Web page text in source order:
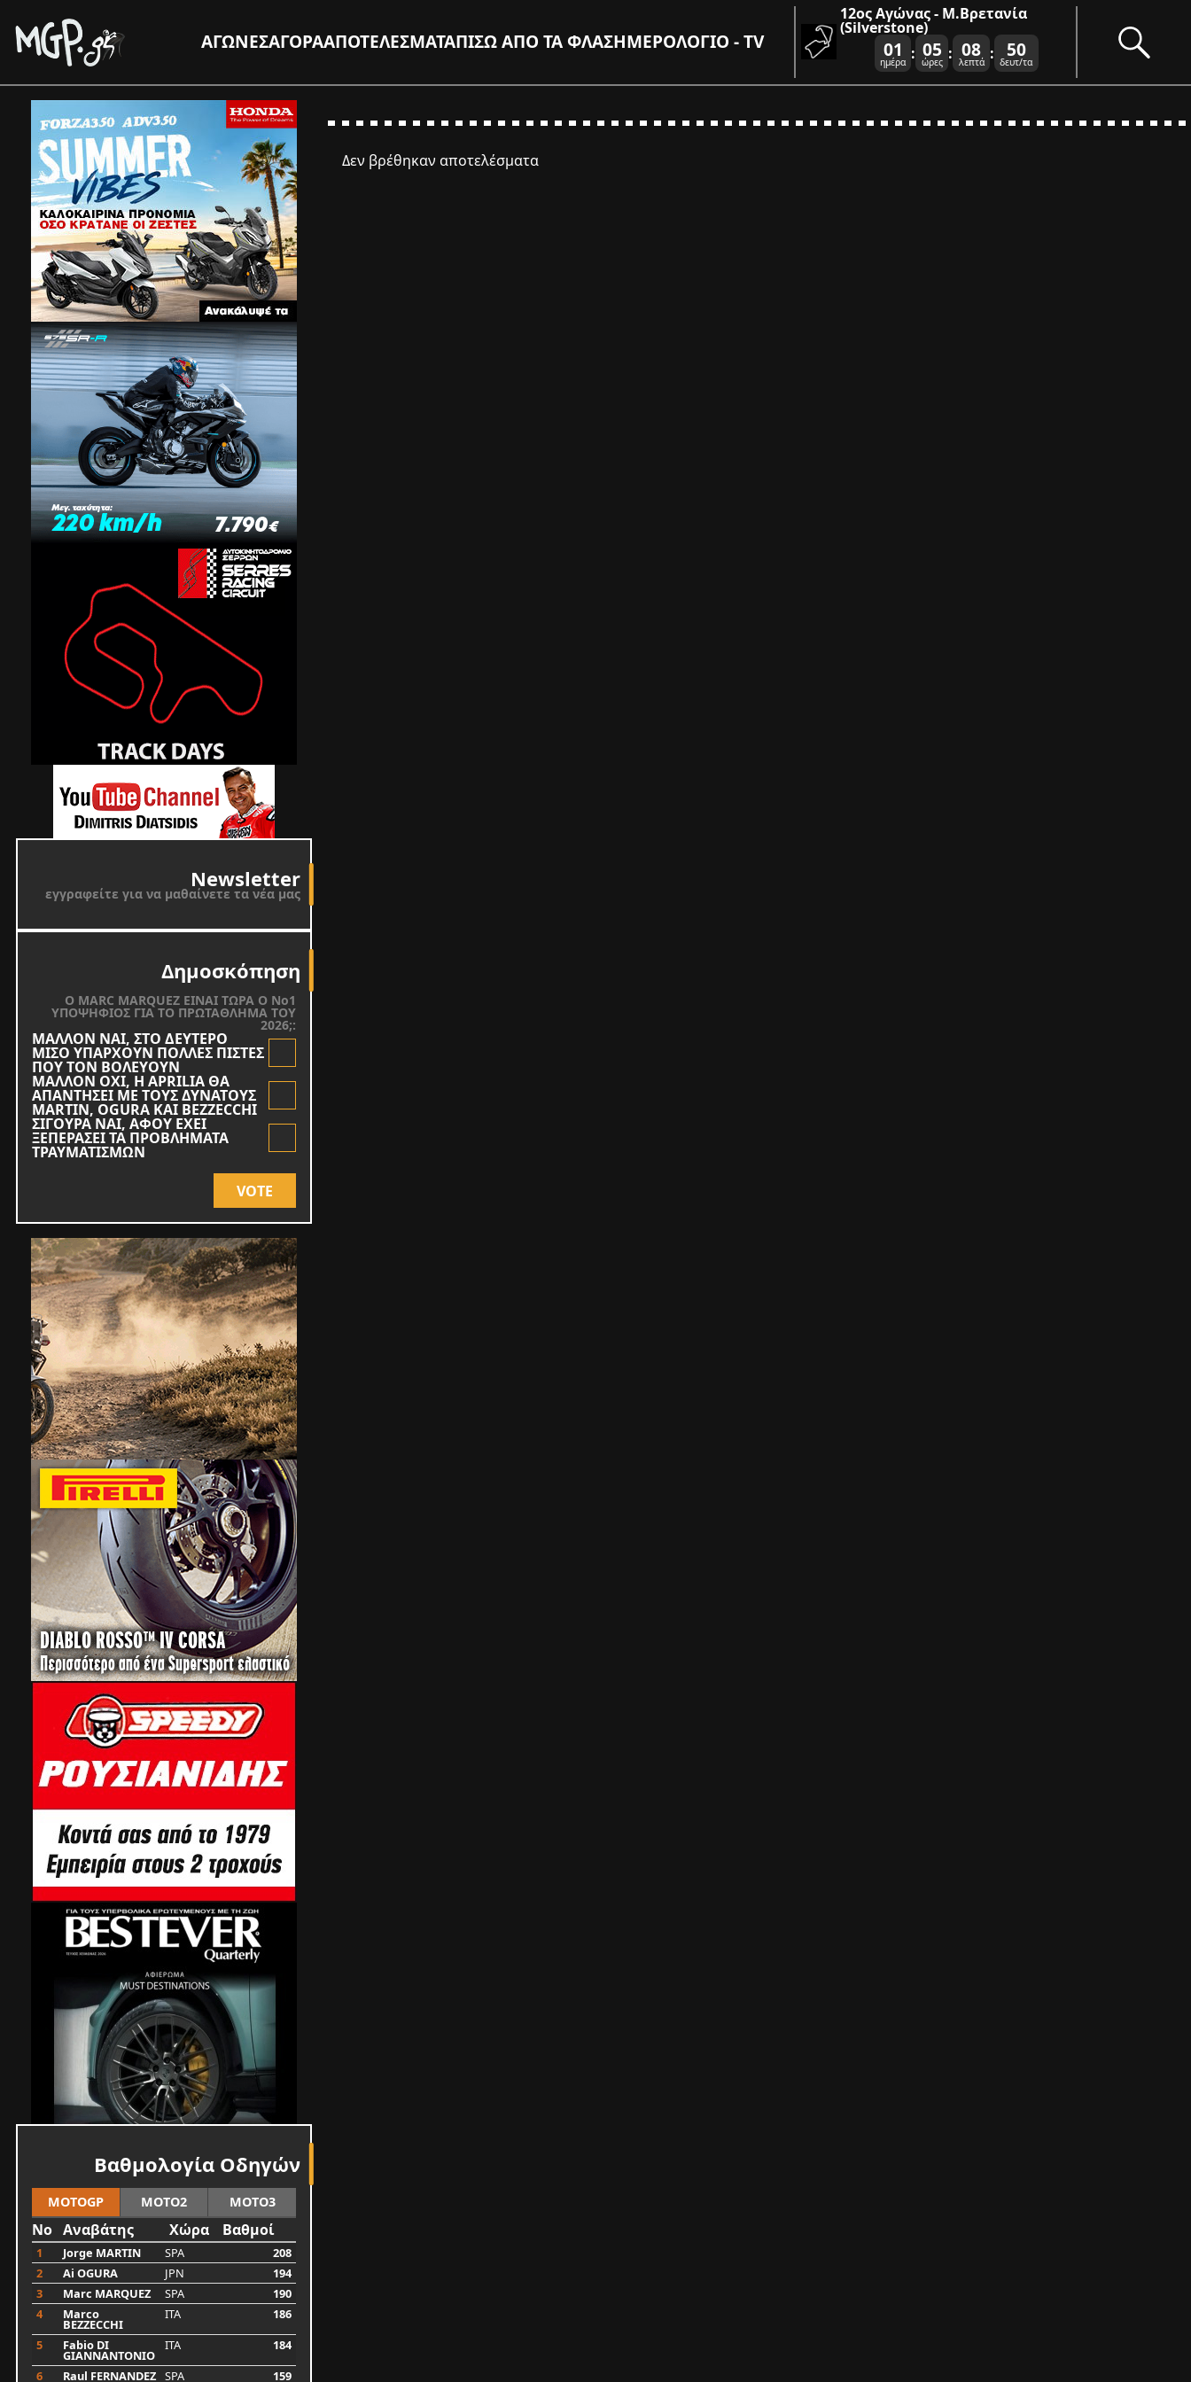
ΑΓΩΝΕΣΑΓΟΡΑΑΠΟΤΕΛΕΣΜΑΤΑΠΙΣΩ ΑΠΟ ΤΑ ΦΛΑΣΗΜΕΡΟΛΟΓΙΟ - TV
12ος Αγώνας - Μ.Βρετανία
(Silverstone)
01
ημέρα : 05
ώρες : 08
λεπτά : 50
δευτ/τα
Newsletter
εγγραφείτε για να μαθαίνετε τα νέα μας
Δημοσκόπηση
O MARC MARQUEZ ΕΙΝΑΙ ΤΩΡΑ Ο Νο1
ΥΠΟΨΗΦΙΟΣ ΓΙΑ ΤΟ ΠΡΩΤΑΘΛΗΜΑ ΤΟΥ
2026;:
ΜΑΛΛΟΝ ΝΑΙ, ΣΤΟ ΔΕΥΤΕΡΟ
ΜΙΣΟ ΥΠΑΡΧΟΥΝ ΠΟΛΛΕΣ ΠΙΣΤΕΣ
ΠΟΥ ΤΟΝ ΒΟΛΕΥΟΥΝ
ΜΑΛΛΟΝ ΟΧΙ, Η APRILIA ΘΑ
ΑΠΑΝΤΗΣΕΙ ΜΕ ΤΟΥΣ ΔΥΝΑΤΟΥΣ
MARTIN, OGURA KAI BEZZECCHI
ΣΙΓΟΥΡΑ ΝΑΙ, ΑΦΟΥ ΕΧΕΙ
ΞΕΠΕΡΑΣΕΙ ΤΑ ΠΡΟΒΛΗΜΑΤΑ
ΤΡΑΥΜΑΤΙΣΜΩΝ
VOTE
Δεν βρέθηκαν αποτελέσματα
Βαθμολογία Οδηγών
MOTOGP MOTO2 MOTO3
No Αναβάτης Χώρα Βαθμοί
1 Jorge MARTIN SPA
208
2
Ai OGURA JPN
194
3
Marc MARQUEZ SPA
190
4
Marco
BEZZECCHI
ITA
186
5
Fabio DI
GIANNANTONIO
ITA
184
6
Raul FERNANDEZ SPA 159